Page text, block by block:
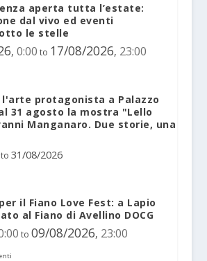
aperta tutta l’estate:
dal vivo ed eventi
le stelle
, 0:00 to 17/08/2026, 23:00
protagonista a Palazzo
31 agosto la mostra "Lello
Manganaro. Due storie, una
to 31/08/2026
il Fiano Love Fest: a Lapio
al Fiano di Avellino DOCG
to 09/08/2026, 23:00